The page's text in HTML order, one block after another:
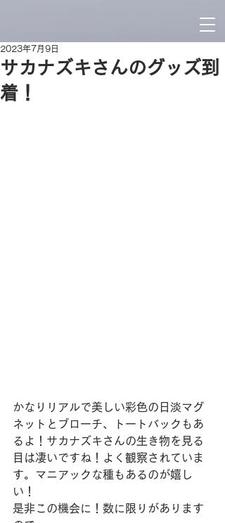
サカナズキさんのグッズ到
着！
2023年7月9日
かなりリアルで美しい彩色の日淡マグ
ネットとブローチ、トートバックもあ
るよ！サカナズキさんの生き物を見る
目は凄いですね！よく観察されていま
す。マニアックな種もあるのが嬉し
い！
是非この機会に！数に限りがあります